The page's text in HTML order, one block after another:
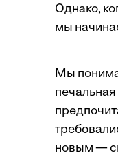
Однако,
мы
Мы
новым —